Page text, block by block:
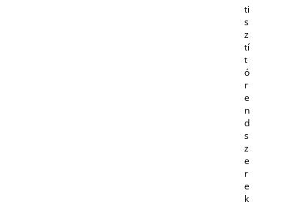
ti
s
z
tí
t
ó
r
e
n
d
s
z
e
r
e
k